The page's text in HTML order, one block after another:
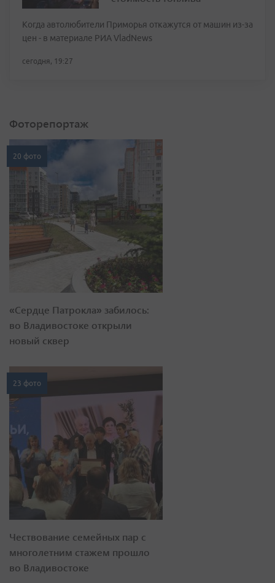
Когда автолюбители Приморья откажутся от машин из-за
цен - в материале РИА VladNews
сегодня, 19:27
Фоторепортаж
20 фото
«Сердце Патрокла» забилось:
во Владивостоке открыли
новый сквер
23 фото
Чествование семейных пар с
многолетним стажем прошло
во Владивостоке